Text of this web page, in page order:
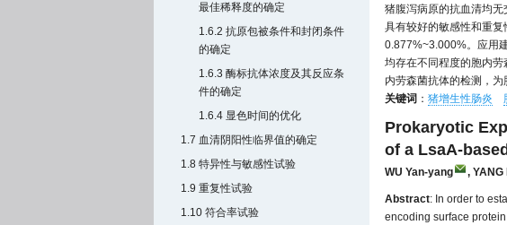
最佳稀释度的确定
1.6.2 抗原包被条件和封闭条件
的确定
1.6.3 酶标抗体浓度及其反应条
件的确定
1.6.4 显色时间的优化
1.7 血清阴阳性临界值的确定
1.8 特异性与敏感性试验
1.9 重复性试验
1.10 符合率试验
猪腹泻病原的抗血清均
具有较好的敏感性和重
0.877%~3.000%。应用
均存在不同程度的胞内
内劳森菌抗体的检测，为
关键词 ： 猪增生性肠炎
Prokaryotic
of a LsaA-
WU Yan-yang ,
Abstract: In order to
encoding surface